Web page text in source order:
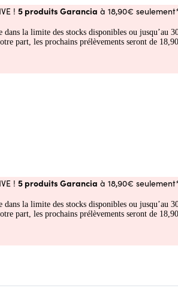
! 5 produits Garancia à 18,90€
la limite des stocks disponibles ou jusqu’au
part, les prochains prélèvements seront de
! 5 produits Garancia à 18,90€
la limite des stocks disponibles ou jusqu’au
part, les prochains prélèvements seront de